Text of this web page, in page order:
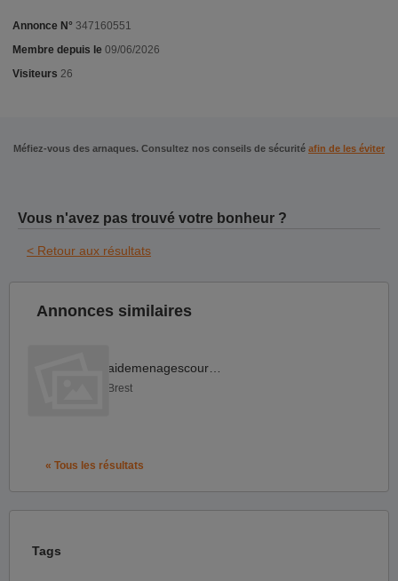
Annonce N° 347160551
Membre depuis le 09/06/2026
Visiteurs 26
Méfiez-vous des arnaques. Consultez nos conseils de sécurité afin de les éviter
Vous n'avez pas trouvé votre bonheur ?
< Retour aux résultats
Annonces similaires
Brest
« Tous les résultats
Tags